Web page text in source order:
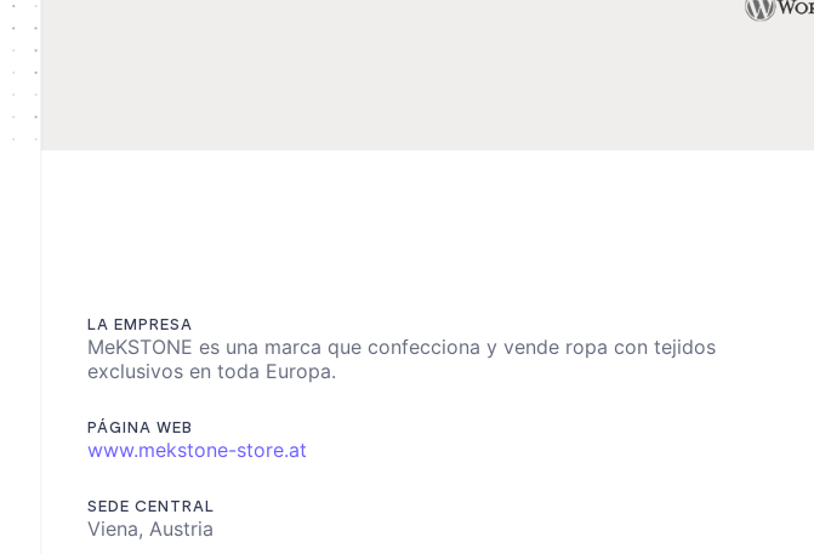
LA EMPRESA
MeKSTONE es una marca que confecciona y vende ropa con tejidos
exclusivos en toda Europa.
PÁGINA WEB
www.mekstone-store.at
SEDE CENTRAL
Viena, Austria